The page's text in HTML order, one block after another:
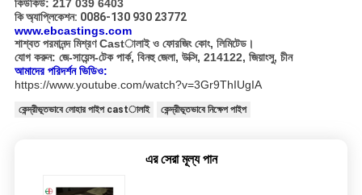
কিউকিউ: 217 039 6403
কি অ্যাপ্লিকেশন: 0086-130 930 23772
www.ebcastings.com
শাশ্বত পরমানন্দ মিশ্রণ Castালাই ও ফোরজিং কোং, লিমিটেড।
যোগ করুন: জে-সায়েন্স-টেক পার্ক, বিনহু জেলা, উক্সি, 214122, জিয়াংসু, চীন
আমাদের পরিদর্শন ভিডিও:
https://www.youtube.com/watch?v=3Gr9ThIUgIA
কেন্দ্রীভূতভাবে লোহার পাইপ castালাই কেন্দ্রীভূতভাবে নিক্ষেপ পাইপ
এর সেরা মূল্য পান